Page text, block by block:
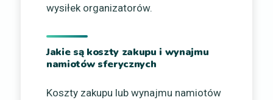
wysiłek organizatorów.
Jakie są koszty zakupu i wynajmu
namiotów sferycznych
Koszty zakupu lub wynajmu namiotów